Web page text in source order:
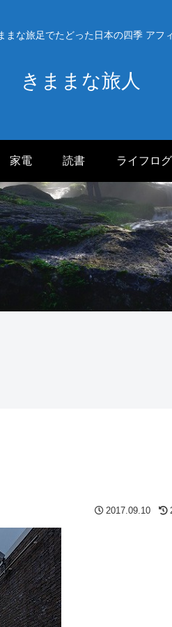
まな旅足でたどった日本の四季 アフ
きままな旅人
家電 読書 ライフログ
2017.09.10